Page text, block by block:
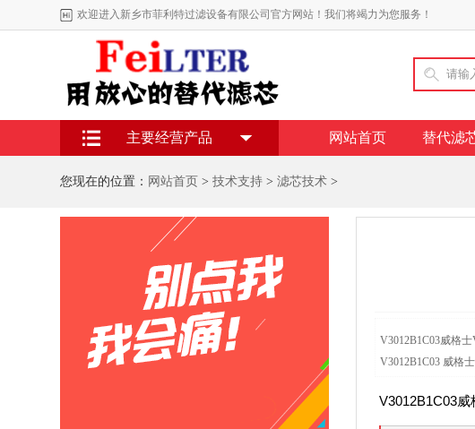
欢迎进入新乡市菲利特过滤设备有限公司官方网站！我们将竭力为您服务！
网站首页 替代滤
主要经营产品
您现在的位置： 网站首页 > 技术支持 > 滤芯技术 >
V3012B1C03威格
V3012B1C03 威格
V3012B1C03